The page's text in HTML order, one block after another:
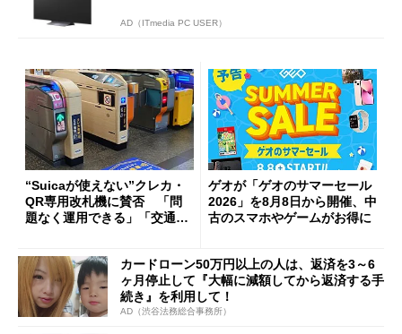
AD（ITmedia PC USER）
“Suicaが使えない”クレカ・
QR専用改札機に賛否 「問
題なく運用できる」「交通系I
ゲオが「ゲオのサマーセール
2026」を8月8日から開催、中
古のスマホやゲームがお得に
カードローン50万円以上の人は、返済を3～6
ヶ月停止して『大幅に減額してから返済する手
続き』を利用して！
AD（渋谷法務総合事務所）